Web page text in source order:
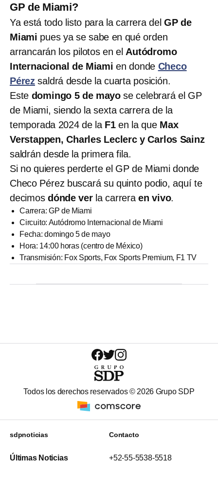
GP de Miami?
Ya está todo listo para la carrera del GP de
Miami pues ya se sabe en qué orden
arrancarán los pilotos en el Autódromo
Internacional de Miami en donde Checo
Pérez saldrá desde la cuarta posición.
Este domingo 5 de mayo se celebrará el GP
de Miami, siendo la sexta carrera de la
temporada 2024 de la F1en la que Max
Verstappen, Charles Leclerc y Carlos Sainz
saldrán desde la primera fila.
Si no quieres perderte el GP de Miami donde
Checo Pérez buscará su quinto podio, aquí te
decimos dónde ver la carreraen vivo.
Carrera: GP de Miami
Circuito: Autódromo Internacional de Miami
Fecha: domingo 5 de mayo
Hora: 14:00 horas (centro de México)
Transmisión: Fox Sports, Fox Sports Premium, F1 TV
Todos los derechos reservados © 2026 Grupo SDP
sdpnoticias
Últimas Noticias
Contacto
+52-55-5538-5518